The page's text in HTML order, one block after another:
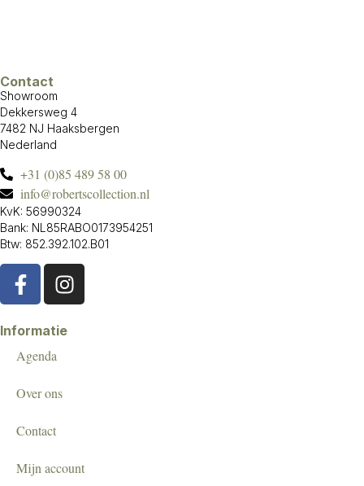
Contact
Showroom
Dekkersweg 4
7482 NJ Haaksbergen
Nederland
+31 (0)85 489 58 00
info@robertscollection.nl
KvK: 56990324
Bank: NL85RABO0173954251
Btw: 852.392.102.B01
Informatie
Agenda
Over ons
Contact
Mijn account